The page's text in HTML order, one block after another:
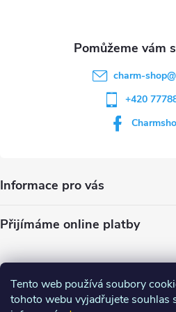
Tento web používá soubory
tohoto webu vyjadřujete souhlas
charm-shop@
+420
Informace pro vás
Přijímáme online platby